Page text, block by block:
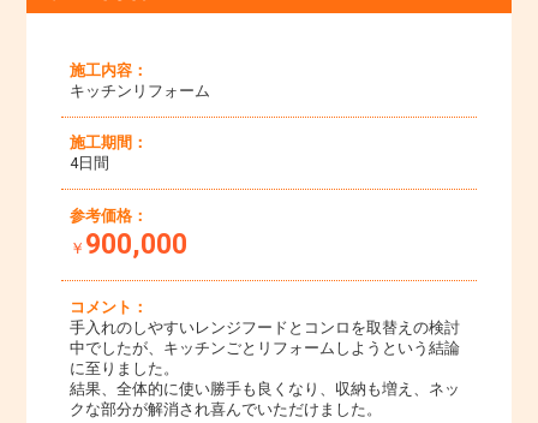
施工内容：
キッチンリフォーム
施工期間：
4日間
参考価格：
￥ 900,000
コメント：
手入れのしやすいレンジフードとコンロを取替えの検討
中でしたが、キッチンごとリフォームしようという結論
に至りました。
結果、全体的に使い勝手も良くなり、収納も増え、ネッ
クな部分が解消され喜んでいただけました。